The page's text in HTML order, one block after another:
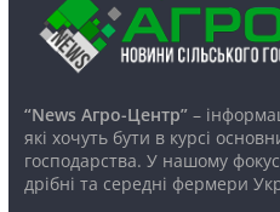
“News Агро-Центр”–
які хочуть бути в курсі
господарства. У нашому
дрібні та середні фермери